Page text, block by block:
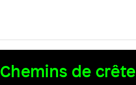
Chemins de crête